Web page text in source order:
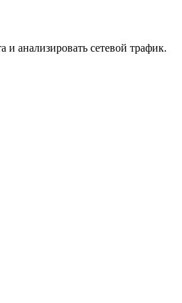
анализировать сетевой трафик.